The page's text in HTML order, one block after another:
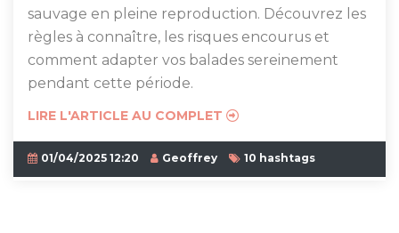
sauvage en pleine reproduction. Découvrez les
règles à connaître, les risques encourus et
comment adapter vos balades sereinement
pendant cette période.
LIRE L'ARTICLE AU COMPLET
01/04/2025 12:20 Geoffrey 10 hashtags